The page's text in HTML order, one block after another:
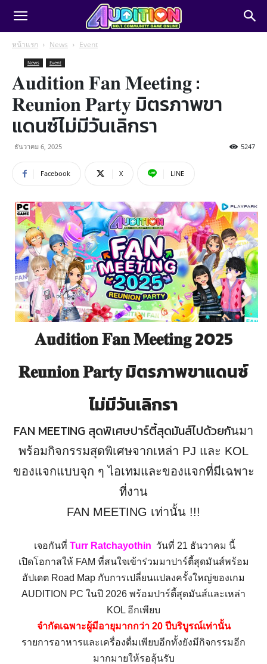
หน้าแรก News Event
News Event
𝐀𝐮𝐝𝐢𝐭𝐢𝐨𝐧 𝐅𝐚𝐧 𝐌𝐞𝐞𝐭𝐢𝐧𝐠 :
𝐑𝐞𝐮𝐧𝐢𝐨𝐧 𝐏𝐚𝐫𝐭𝐲 มิตรภาพขา
แดนซ์ไม่มีวันเลิกรา
ธันวาคม 6, 2025 5247
Facebook X LINE
𝐀𝐮𝐝𝐢𝐭𝐢𝐨𝐧 𝐅𝐚𝐧 𝐌𝐞𝐞𝐭𝐢𝐧𝐠 2025
𝐑𝐞𝐮𝐧𝐢𝐨𝐧 𝐏𝐚𝐫𝐭𝐲 มิตรภาพขาแดนซ์
ไม่มีวันเลิกรา
FAN MEETING สุดพิเศษปาร์ตี้สุดมันส์ไปด้วยกันมา
พร้อมกิจกรรมสุดพิเศษจากเหล่า PJ และ KOL
ของแจกแบบจุก ๆ ไอเทมและของแจกที่มีเฉพาะ
ที่งาน
FAN MEETING เท่านั้น !!!
เจอกันที่ Turr Ratchayothin วันที่ 21 ธันวาคม นี้
เปิดโอกาสให้ FAM ที่สนใจเข้าร่วมมาปาร์ตี้สุดมันส์พร้อม
อัปเดต Road Map กับการเปลี่ยนแปลงครั้งใหญ่ของเกม
AUDITION PC ในปี 2026 พร้อมปาร์ตี้สุดมันส์และเหล่า
KOL อีกเพียบ
จำกัดเฉพาะผู้มีอายุมากกว่า 20 ปีบริบูรณ์เท่านั้น
รายการอาหารและเครื่องดื่มเพียบอีกทั้งยังมีกิจกรรมอีก
มากมายให้รอลุ้นรับ